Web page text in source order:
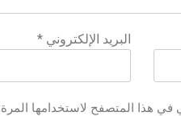
البريد الإلكتروني*
في هذا المتصفح لاستخدامها